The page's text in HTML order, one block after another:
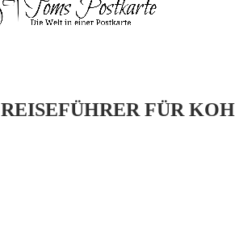
REISEFÜHRER FÜR